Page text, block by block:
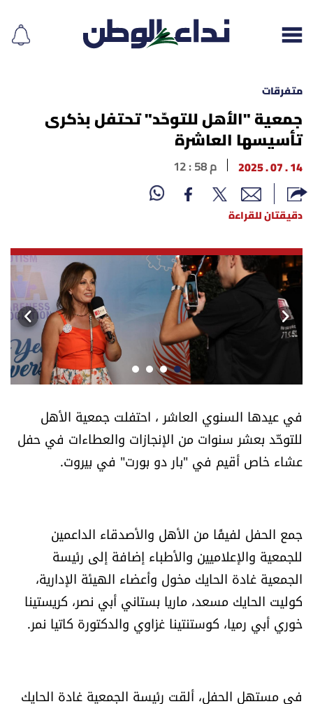
إقرأ الجريدة
لبنان
الغلاف
نداء اليوم
محليات
أسرار
خاص الموقع
تحت المجهر
آراء
اقتصاد
العالم
متفرقات
جمعية "الأهل للتوحّد" تحتفل بذكرى
تأسيسها العاشرة
14 . 07 . 2025 12 : 58 م
دقيقتان للقراءة
في عيدها السنوي العاشر ، احتفلت جمعية الأهل
للتوحّد بعشر سنوات من الإنجازات والعطاءات في حفل
عشاء خاص أقيم في "بار دو بورت" في بيروت.
جمع الحفل لفيفًا من الأهل والأصدقاء الداعمين
للجمعية والإعلاميين والأطباء إضافة إلى رئيسة
الجمعية غادة الحايك مخول وأعضاء الهيئة الإدارية،
كوليت الحايك مسعد، ماريا بستاني أبي نصر، كريستينا
خوري أبي رميا، كوستنتينا غزاوي والدكتورة كاتيا نمر.
في مستهل الحفل، ألقت رئيسة الجمعية غادة الحايك